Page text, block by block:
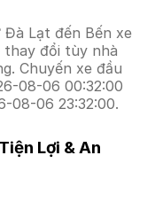
Lạt đến Bến xe
thay đổi tùy nhà
Chuyến xe đầu
08-06 00:32:00
08-06 23:32:00.
Lợi & An